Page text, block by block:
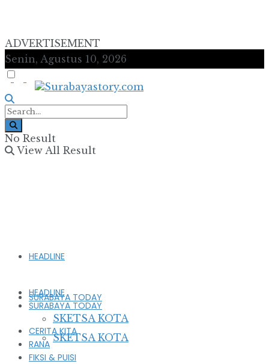
ADVERTISEMENT
Senin, Agustus 10, 2026
No Result
View All Result
HEADLINE
SURABAYA TODAY
SKETSA KOTA
HEADLINE
SURABAYA TODAY
SKETSA KOTA
CERITA KITA
RANA
FIKSI & PUISI